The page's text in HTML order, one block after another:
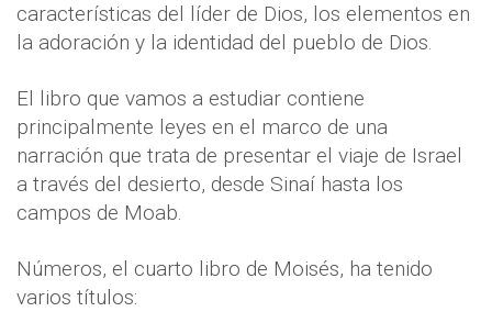
características del líder de Dios, los elementos en
la adoración y la identidad del pueblo de Dios.
El libro que vamos a estudiar contiene
principalmente leyes en el marco de una
narración que trata de presentar el viaje de Israel
a través del desierto, desde Sinaí hasta los
campos de Moab.
Números, el cuarto libro de Moisés, ha tenido
varios títulos: